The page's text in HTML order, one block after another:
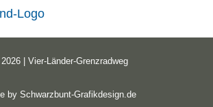
| Vier-Länder-Grenzradweg
by Schwarzbunt-Grafikdesign.de